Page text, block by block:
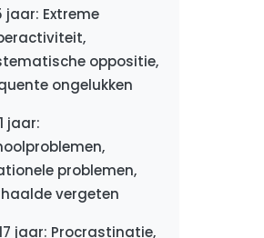
jaar: Extreme
oppositie,
ongelukken
jaar:
problemen,
vergeten
jaar: Procrastinatie,